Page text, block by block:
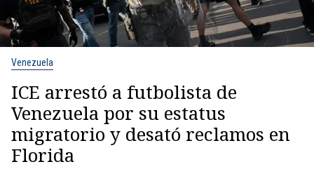
Venezuela
ICE arrestó a futbolista de
Venezuela por su estatus
migratorio y desató reclamos en
Florida